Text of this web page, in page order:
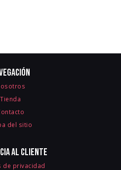
Tienda
del sitio
al cliente
de privacidad